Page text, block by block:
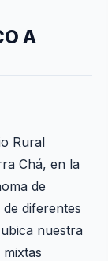
A
Rural
Chá, en la
de
diferentes
nuestra